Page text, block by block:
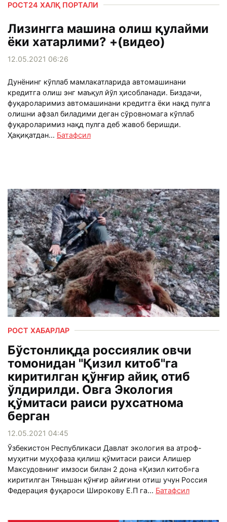
РОСТ24 ХАЛҚ ПОРТАЛИ
Лизингга машина олиш қулайми
ёки хатарлими? +(видео)
12.05.2021 06:26
Дунёнинг кўплаб мамлакатларида автомашинани
кредитга олиш энг маъқул йўл ҳисобланади. Биздачи,
фуқароларимиз автомашинани кредитга ёки нақд пулга
олишни афзал биладими деган сўровномага кўплаб
фуқароларимиз нақд пулга деб жавоб беришди.
Ҳақиқатдан... Батафсил
РОСТ ХАБАРЛАР
Бўстонлиқда россиялик овчи
томонидан "Қизил китоб"га
киритилган қўнғир айиқ отиб
ўлдирилди. Овга Экология
қўмитаси раиси рухсатнома
берган
12.05.2021 04:45
Ўзбекистон Республикаси Давлат экология ва атроф-
муҳитни муҳофаза қилиш қўмитаси раиси Алишер
Максудовнинг имзоси билан 2 дона «Қизил китоб»га
киритилган Тяньшан қўнғир айиғини отиш учун Россия
Федерация фуқароси Широкову Е.П га... Батафсил